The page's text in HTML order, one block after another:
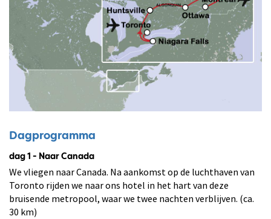
Dagprogramma
dag 1 - Naar Canada
We vliegen naar Canada. Na aankomst op de luchthaven van
Toronto rijden we naar ons hotel in het hart van deze
bruisende metropool, waar we twee nachten verblijven. (ca.
30 km)